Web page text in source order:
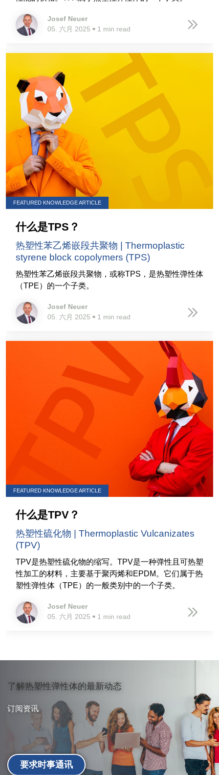
Josef Neuer
05. 六月 2025 ■ 1 min read
FEATURED KNOWLEDGE ARTICLE
什么是TPS？
热塑性苯乙烯嵌段共聚物 | Thermoplastic
styrene block copolymers (TPS)
热塑性苯乙烯嵌段共聚物，或称TPS，是热塑性弹性体
（TPE）的一个子类。
Josef Neuer
05. 六月 2025 ■ 1 min read
FEATURED KNOWLEDGE ARTICLE
什么是TPV？
热塑性硫化物 | Thermoplastic Vulcanizates
(TPV)
TPV是热塑性硫化物的缩写。TPV是一种弹性且可热塑
性加工的材料，主要基于聚丙烯和EPDM。它们属于热
塑性弹性体（TPE）的一般类别中的一个子类。
Josef Neuer
05. 六月 2025 ■ 1 min read
了解热塑性弹性体的最新动态
订阅资讯
要求时事通讯